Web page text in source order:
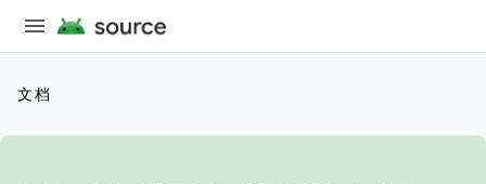
文档